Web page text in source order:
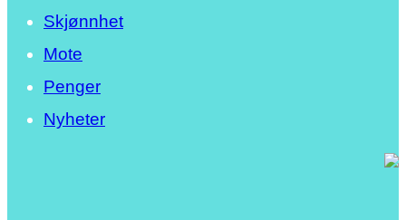
Skjønnhet
Mote
Penger
Nyheter